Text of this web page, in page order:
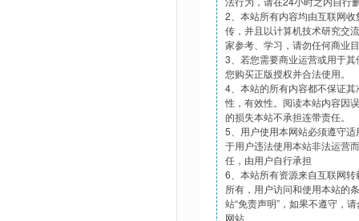
2、本站所有内容均由互联网
传，并且以计算机技术研究交
家参考、学习，请勿任何商业
3、若您需要商业运营或用于
您购买正版授权并合法使用。
4、本站的所有内容都不保证
性，有效性。阅读本站内容因
的损失本站不承担连带责任。
5、用户使用本网站必须遵守
于用户违法使用本站非法运营
任，由用户自行承担
6、本站所有资源来自互联网
所有，用户访问和使用本站的
站“免责声明”，如果不遵守，
网站